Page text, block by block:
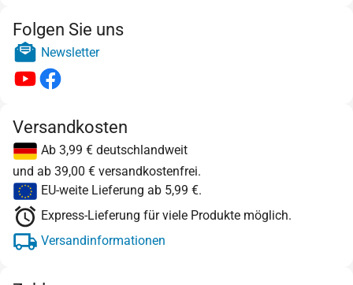
Folgen Sie uns
Newsletter
Versandkosten
Ab 3,99 € deutschlandweit
und ab 39,00 € versandkostenfrei.
EU-weite Lieferung ab 5,99 €.
Express-Lieferung für viele Produkte möglich.
Versandinformationen